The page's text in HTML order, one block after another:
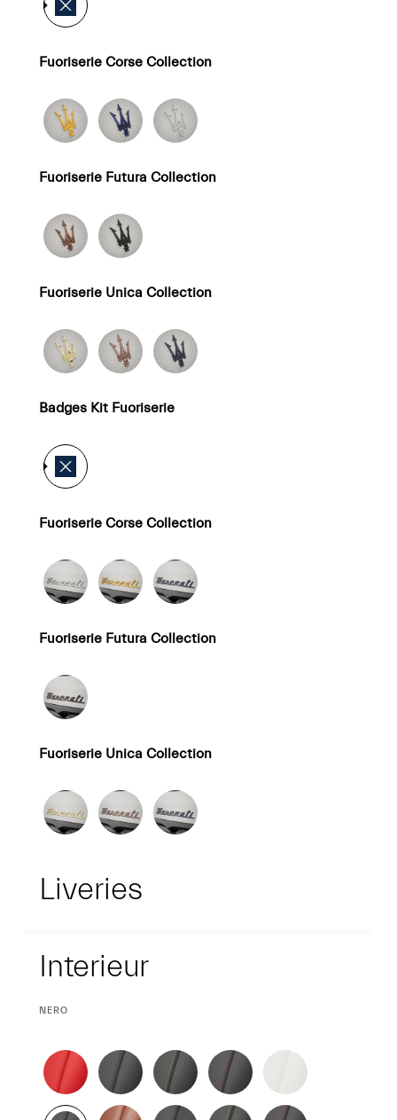
Fuoriserie Corse Collection
Fuoriserie Futura Collection
Fuoriserie Unica Collection
Badges Kit Fuoriserie
Fuoriserie Corse Collection
Fuoriserie Futura Collection
Fuoriserie Unica Collection
Liveries
Interieur
Interieur
CURRENT
NERO